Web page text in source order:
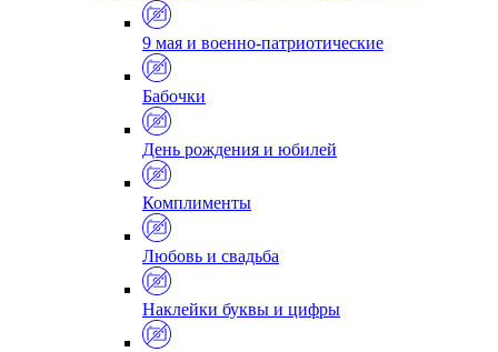
9 мая и военно-патриотические
Бабочки
День рождения и юбилей
Комплименты
Любовь и свадьба
Наклейки буквы и цифры